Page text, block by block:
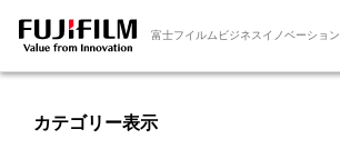
富士フイルムビジネスイノベーション
カテゴリー表示